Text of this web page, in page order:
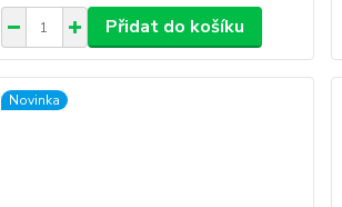
Přidat do košíku
Novinka